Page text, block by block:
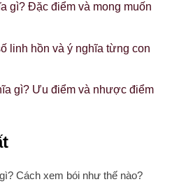
gì? Đặc điểm và mong muốn
linh hồn và ý nghĩa từng con
gì? Ưu điểm và nhược điểm
Cách xem bói như thế nào?